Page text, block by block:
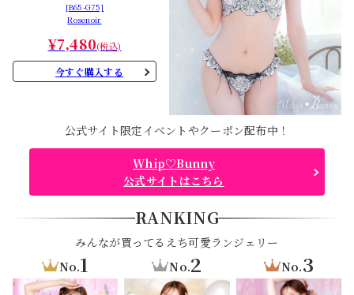
[B65-G75]
Rosenoir
¥7,480(税込)
今すぐ購入する
公式サイト限定イベントやクーポン配布中！
Whip♡Bunny
公式サイトはこちら
RANKING
みんなが買ってるえち可愛ランジェリー
No.1 No.2 No.3